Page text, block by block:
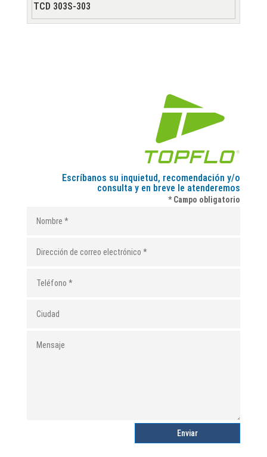
TCD 303S-303
Escríbanos su inquietud, recomendación y/o
consulta y en breve le atenderemos
* Campo obligatorio
Enviar